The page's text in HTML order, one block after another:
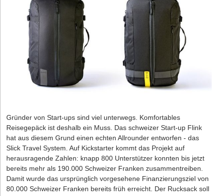
Gründer von Start-ups sind viel unterwegs. Komfortables
Reisegepäck ist deshalb ein Muss. Das schweizer Start-up Flink
hat aus diesem Grund einen echten Allrounder entworfen - das
Slick Travel System. Auf Kickstarter kommt das Projekt auf
herausragende Zahlen: knapp 800 Unterstützer konnten bis jetzt
bereits mehr als 190.000 Schweizer Franken zusammentreiben.
Damit wurde das ursprünglich vorgesehene Finanzierungsziel von
80.000 Schweizer Franken bereits früh erreicht. Der Rucksack soll